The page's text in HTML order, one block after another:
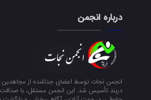
درباره انجمن
انجمن نجات توسط اعضای جداشده از مجاهدین
دربند تأسیس شد. این انجمن مستقل، با